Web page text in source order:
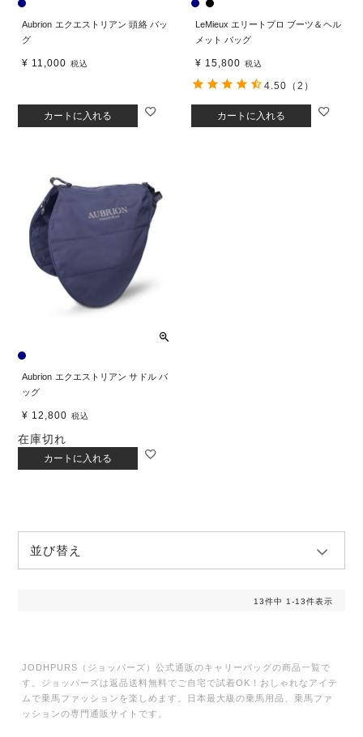
Aubrion エクエストリアン 頭絡 バッ
グ
¥ 11,000 税込
カートに入れる
LeMieux エリートプロ ブーツ＆ヘル
メット バッグ
¥ 15,800 税込
カートに入れる
4.50 （2）
Aubrion エクエストリアン サドル バ
ッグ
¥ 12,800 税込
在庫切れ
カートに入れる
並び替え
13件中 1-13件表示
JODHPURS（ジョッパーズ）公式通販のキャリーバッグの商品一覧で
す。ジョッパーズは返品送料無料でご自宅で試着OK！おしゃれなアイテ
ムで乗馬ファッションを楽しめます。日本最大級の乗馬用品、乗馬ファ
ッションの専門通販サイトです。